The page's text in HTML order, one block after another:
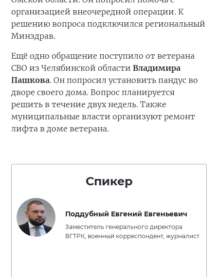
организацией внеочередной операции. К
решению вопроса подключился региональный
Минздрав.
Ещё одно обращение поступило от ветерана
СВО из Челябинской области Владимира
Пашкова. Он попросил установить пандус во
дворе своего дома. Вопрос планируется
решить в течение двух недель. Также
муниципальные власти организуют ремонт
лифта в доме ветерана.
Спикер
Поддубный Евгений Евгеньевич
Заместитель генерального директора
ВГТРК, военный корреспондент, журналист